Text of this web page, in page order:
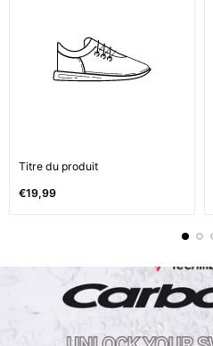
Titre du produit
Prix
normal
€19,99